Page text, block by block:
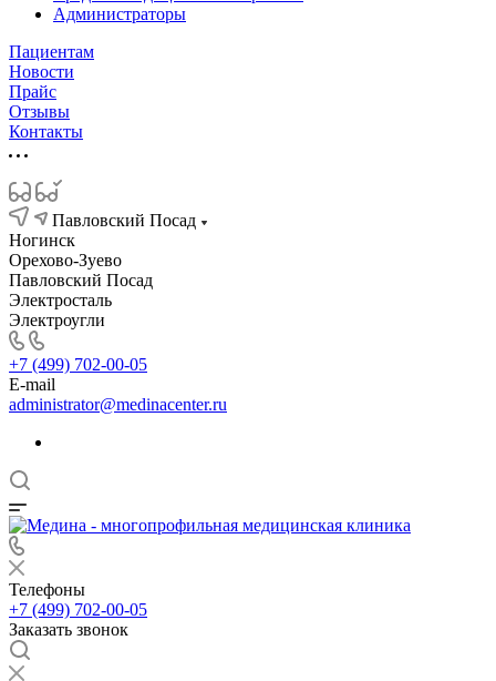
Администраторы
Пациентам
Новости
Прайс
Отзывы
Контакты
Павловский Посад
Ногинск
Орехово-Зуево
Павловский Посад
Электросталь
Электроугли
+7 (499) 702-00-05
E-mail
administrator@medinacenter.ru
Телефоны
+7 (499) 702-00-05
Заказать звонок